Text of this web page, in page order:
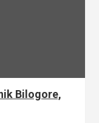
Bilogore,